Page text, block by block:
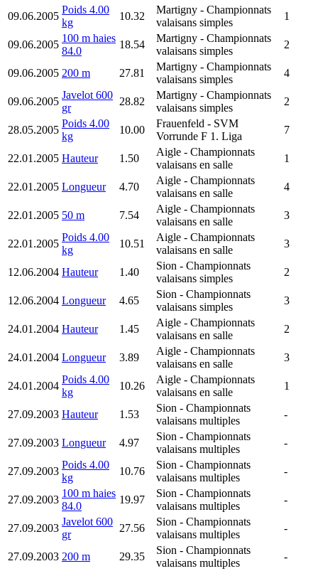
09.06.2005
Poids 4.00
kg
10.32
Martigny - Championnats
valaisans simples
1
09.06.2005
100 m haies
84.0
18.54
Martigny - Championnats
valaisans simples
2
09.06.2005 200 m 27.81
Martigny - Championnats
valaisans simples
4
09.06.2005
Javelot 600
gr
28.82
Martigny - Championnats
valaisans simples
2
28.05.2005
Poids 4.00
kg
10.00
Frauenfeld - SVM
Vorrunde F 1. Liga
7
22.01.2005 Hauteur 1.50
Aigle - Championnats
valaisans en salle
1
22.01.2005 Longueur 4.70
Aigle - Championnats
valaisans en salle
4
22.01.2005 50 m 7.54
Aigle - Championnats
valaisans en salle
3
22.01.2005
Poids 4.00
kg
10.51
Aigle - Championnats
valaisans en salle
3
12.06.2004 Hauteur 1.40
Sion - Championnats
valaisans simples
2
12.06.2004 Longueur 4.65
Sion - Championnats
valaisans simples
3
24.01.2004 Hauteur 1.45
Aigle - Championnats
valaisans en salle
2
24.01.2004 Longueur 3.89
Aigle - Championnats
valaisans en salle
3
24.01.2004
Poids 4.00
kg
10.26
Aigle - Championnats
valaisans en salle
1
27.09.2003 Hauteur 1.53
Sion - Championnats
valaisans multiples
-
27.09.2003 Longueur 4.97
Sion - Championnats
valaisans multiples
-
27.09.2003
Poids 4.00
kg
10.76
Sion - Championnats
valaisans multiples
-
27.09.2003
100 m haies
84.0
19.97
Sion - Championnats
valaisans multiples
-
27.09.2003
Javelot 600
gr
27.56
Sion - Championnats
valaisans multiples
-
27.09.2003 200 m 29.35
Sion - Championnats
valaisans multiples
-